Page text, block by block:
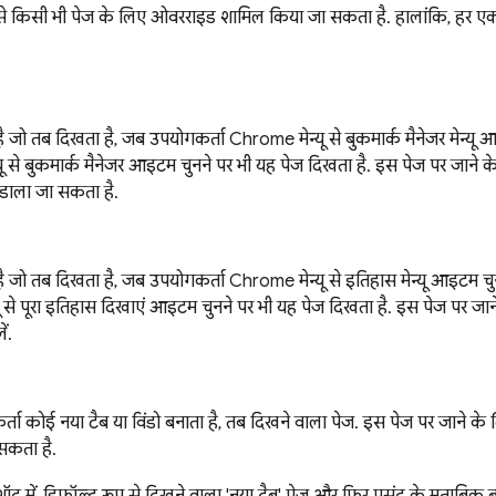
भी पेज के लिए ओवरराइड शामिल किया जा सकता है. हालांकि, हर
तब दिखता है, जब उपयोगकर्ता Chrome मेन्यू से बुकमार्क मैनेजर मेन्यू
से बुकमार्क मैनेजर आइटम चुनने पर भी यह पेज दिखता है. इस पेज पर जाने
जा सकता है.
तब दिखता है, जब उपयोगकर्ता Chrome मेन्यू से इतिहास मेन्यू आइटम
से पूरा इतिहास दिखाएं आइटम चुनने पर भी यह पेज दिखता है. इस पेज पर
कोई नया टैब या विंडो बनाता है, तब दिखने वाला पेज. इस पेज पर जाने के
है.